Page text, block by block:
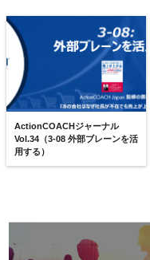
ActionCOACHジャーナル
Vol.34（3-08 外部ブレーンを活
用する）